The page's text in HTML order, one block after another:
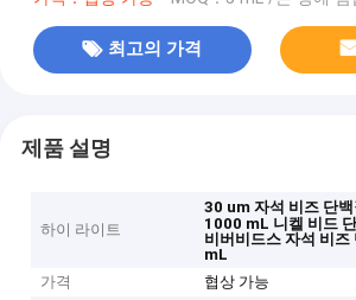
최고의 가격
제품 설명
하이 라이트
30 um 자석 비즈 단
1000 mL 니켈 비드
비버비드스 자석 비
mL
가격
협상 가능